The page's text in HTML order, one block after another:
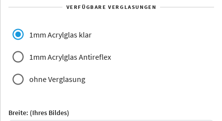
Jersey Dauphine
VERFÜGBARE VERGLASUNGEN
1mm Acrylglas klar
1mm Acrylglas Antireflex
ohne Verglasung
Breite: (Ihres Bildes)